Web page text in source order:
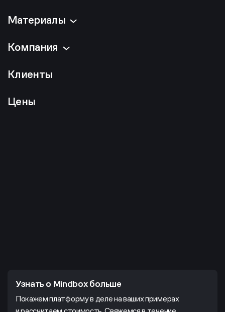
Материалы
Компания
Клиенты
Цены
Узнать о Mindbox больше
Покажем платформу в деле на ваших примерах